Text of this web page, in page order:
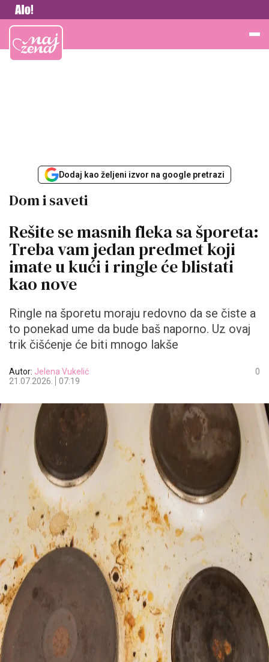
Vesti
Najžena
Dodaj kao željeni izvor na google pretrazi
Dom i saveti
Rešite se masnih fleka sa šporeta:
Treba vam jedan predmet koji
imate u kući i ringle će blistati
kao nove
Ringle na šporetu moraju redovno da se čiste a
to ponekad ume da bude baš naporno. Uz ovaj
trik čišćenje će biti mnogo lakše
Autor: Jelena Vukelić
21.07.2026.
07:19
0